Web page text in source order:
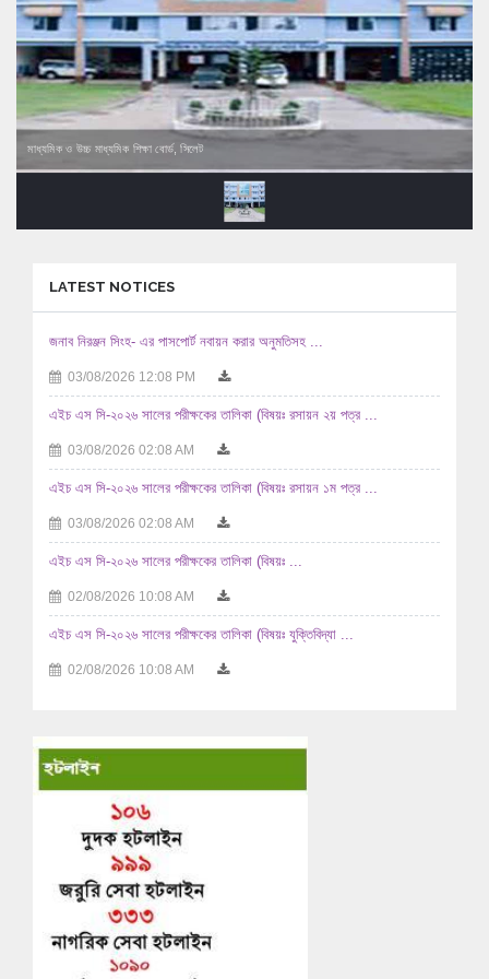
মাধ্যমিক ও উচ্চ মাধ্যমিক শিক্ষা বোর্ড, সিলেট
LATEST NOTICES
জনাব নিরঞ্জন সিংহ- এর পাসপোর্ট নবায়ন করার অনুমতিসহ ...
03/08/2026 12:08 PM
এইচ এস সি-২০২৬ সালের পরীক্ষকের তালিকা (বিষয়ঃ রসায়ন ২য় পত্র ...
03/08/2026 02:08 AM
এইচ এস সি-২০২৬ সালের পরীক্ষকের তালিকা (বিষয়ঃ রসায়ন ১ম পত্র ...
03/08/2026 02:08 AM
এইচ এস সি-২০২৬ সালের পরীক্ষকের তালিকা (বিষয়ঃ ...
02/08/2026 10:08 AM
এইচ এস সি-২০২৬ সালের পরীক্ষকের তালিকা (বিষয়ঃ যুক্তিবিদ্যা ...
02/08/2026 10:08 AM
এইচ এস সি-২০২৬ সালের পরীক্ষকের তালিকা (বিষয়ঃ ...
29/07/2026 04:07 AM
এইচ এস সি-২০২৬ সালের পরীক্ষকের তালিকা (বিষয়ঃ হিসাববিজ্ঞান ...
29/07/2026 04:07 AM
এইচ এস সি-২০২৬ সালের পরীক্ষকের তালিকা (বিষয়ঃ হিসাববিজ্ঞান ...
29/07/2026 04:07 AM